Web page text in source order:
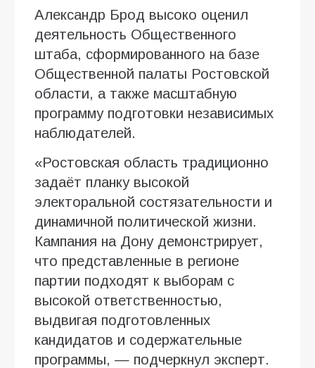
Александр Брод высоко оценил
деятельность Общественного
штаба, сформированного на базе
Общественной палаты Ростовской
области, а также масштабную
программу подготовки независимых
наблюдателей.
«Ростовская область традиционно
задаёт планку высокой
электоральной состязательности и
динамичной политической жизни.
Кампания на Дону демонстрирует,
что представленные в регионе
партии подходят к выборам с
высокой ответственностью,
выдвигая подготовленных
кандидатов и содержательные
программы, — подчеркнул эксперт.